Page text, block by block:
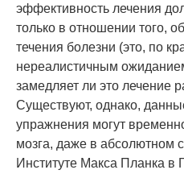
эффективность лечения
только в отношении того,
течения болезни (это, по
нереалистичным
замедляет ли это лечение
Существуют, однако,
упражнения могут
мозга, даже в абсолютном
Институте Макса Планка в